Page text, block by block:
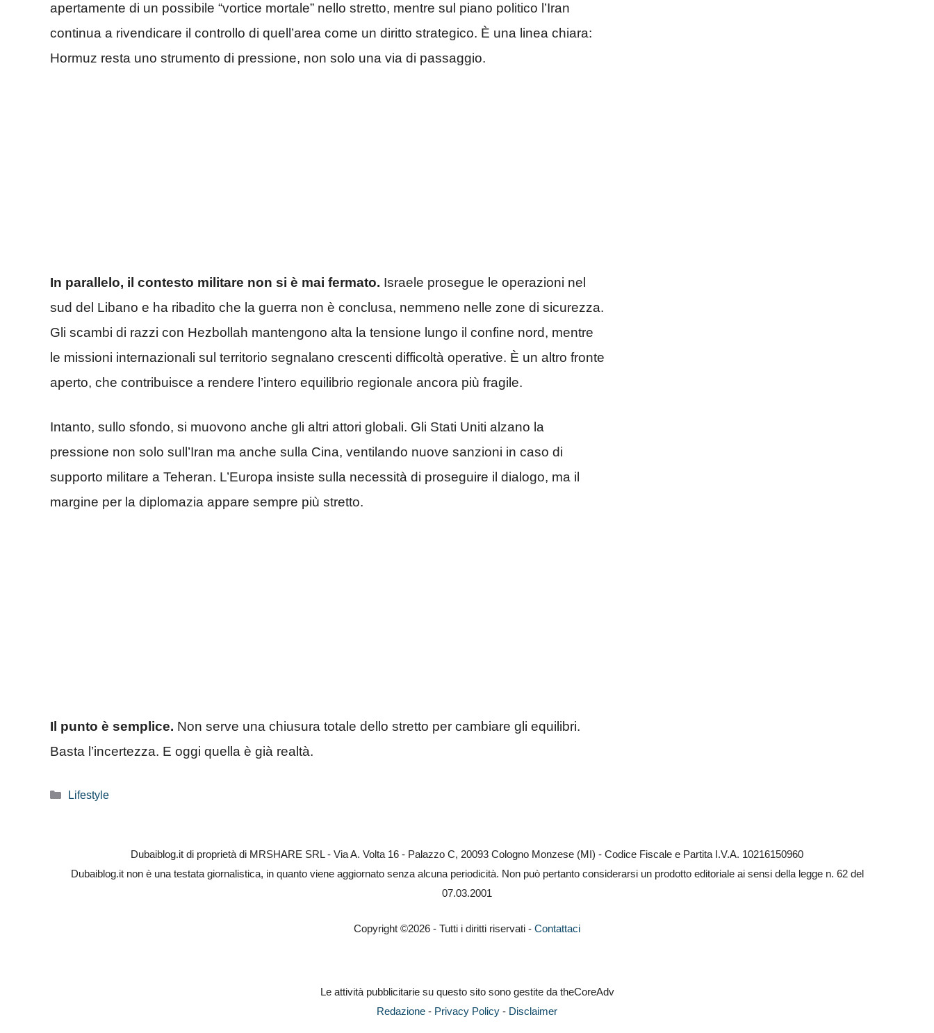
apertamente di un possibile “vortice mortale” nello stretto, mentre sul piano politico l’Iran
continua a rivendicare il controllo di quell’area come un diritto strategico. È una linea chiara:
Hormuz resta uno strumento di pressione, non solo una via di passaggio.
In parallelo, il contesto militare non si è mai fermato. Israele prosegue le operazioni nel
sud del Libano e ha ribadito che la guerra non è conclusa, nemmeno nelle zone di sicurezza.
Gli scambi di razzi con Hezbollah mantengono alta la tensione lungo il confine nord, mentre
le missioni internazionali sul territorio segnalano crescenti difficoltà operative. È un altro fronte
aperto, che contribuisce a rendere l’intero equilibrio regionale ancora più fragile.
Intanto, sullo sfondo, si muovono anche gli altri attori globali. Gli Stati Uniti alzano la
pressione non solo sull’Iran ma anche sulla Cina, ventilando nuove sanzioni in caso di
supporto militare a Teheran. L’Europa insiste sulla necessità di proseguire il dialogo, ma il
margine per la diplomazia appare sempre più stretto.
Il punto è semplice. Non serve una chiusura totale dello stretto per cambiare gli equilibri.
Basta l’incertezza. E oggi quella è già realtà.
Categorie
Lifestyle
Dubaiblog.it di proprietà di MRSHARE SRL - Via A. Volta 16 - Palazzo C, 20093 Cologno Monzese (MI) - Codice Fiscale e Partita I.V.A. 10216150960
Dubaiblog.it non è una testata giornalistica, in quanto viene aggiornato senza alcuna periodicità. Non può pertanto considerarsi un prodotto editoriale ai sensi della legge n. 62 del
07.03.2001
Copyright ©2026 - Tutti i diritti riservati - Contattaci
Le attività pubblicitarie su questo sito sono gestite da theCoreAdv
Redazione - Privacy Policy - Disclaimer